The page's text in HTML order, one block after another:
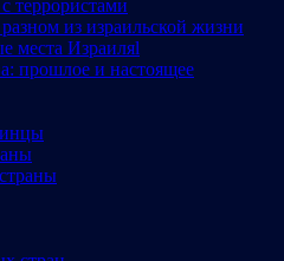
террористами
из израильской жизни
места Израиляl
прошлое и настоящее